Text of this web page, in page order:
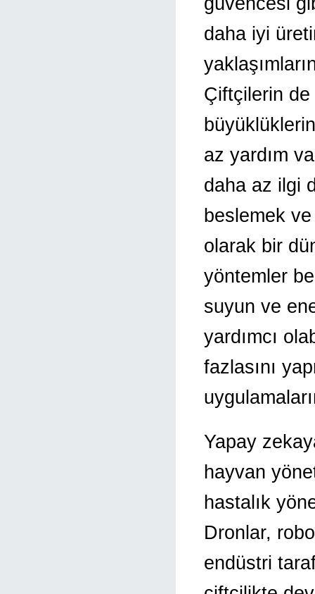
daha iyi
Çiftçilerin
az yardım
daha az ilgi
beslemek
olarak bir
yöntemler
suyun ve
yardımcı
fazlasını
Yapay
hayvan
hastalık
Dronlar,
endüstri